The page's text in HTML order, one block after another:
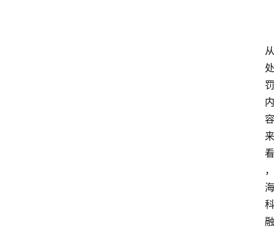
从
处
罚
内
容
来
看
，
海
科
融